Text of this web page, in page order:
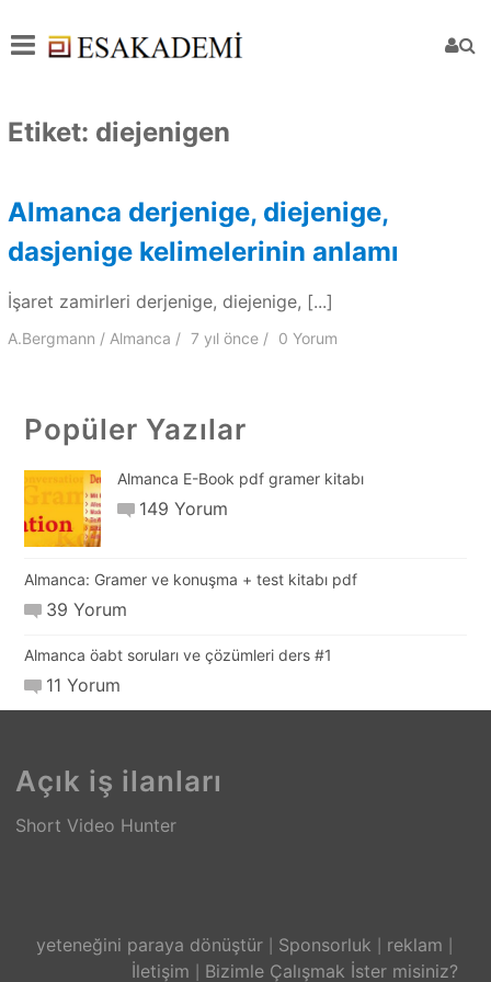
Etiket: diejenigen
Almanca derjenige, diejenige,
dasjenige kelimelerinin anlamı
İşaret zamirleri derjenige, diejenige, [...]
A.Bergmann Almanca 7 yılönce 0 Yorum
Popüler Yazılar
Almanca E-Book pdf gramer kitabı
149 Yorum
Almanca: Gramer ve konuşma + test kitabı pdf
39 Yorum
Almanca öabt soruları ve çözümleri ders #1
11 Yorum
Açık iş ilanları
Short Video Hunter
yeteneğini paraya dönüştür Sponsorluk
reklam
İletişim
Bizimle Çalışmak İster misiniz?